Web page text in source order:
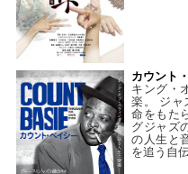
カウント
キング・
楽。 ジャ
命をもた
グジャズ
の人生と
を追う自